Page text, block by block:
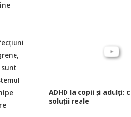
sunt
ADHD la copii și adulți:
soluții reale